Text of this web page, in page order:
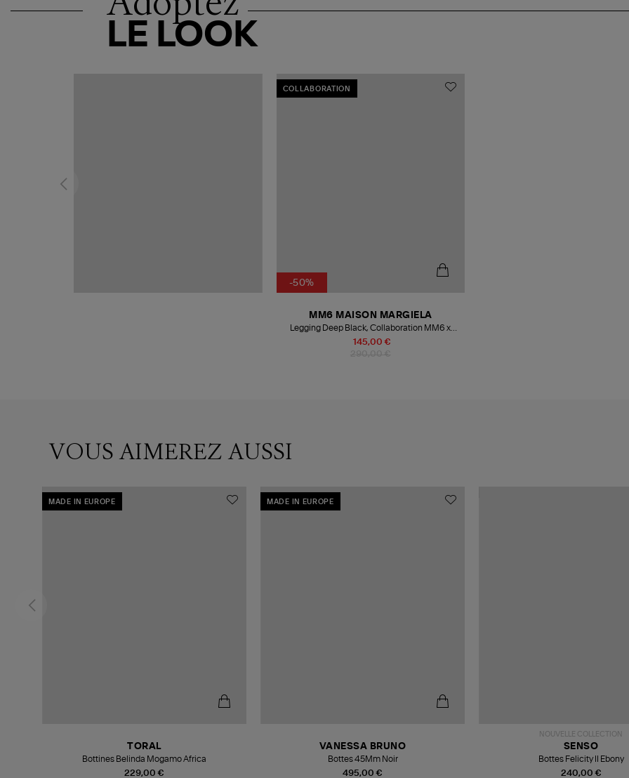
LE LOOK
COLLABORATION
-50%
145,00 €
MM6 MAISON MARGIELA
Legging Deep Black, Collaboration MM6 x
Salomon
VOUS AIMEREZ AUSSI
MADE IN EUROPE
229,00 €
TORAL
Bottines Belinda Mogamo Africa
MADE IN EUROPE
495,00 €
VANESSA BRUNO
Bottes 45Mm Noir
NOUVELLE COLLECTION
240,00 €
SENSO
Bottes Felicity II Ebony